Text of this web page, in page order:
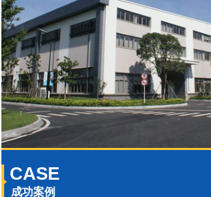
CASE
成功案例